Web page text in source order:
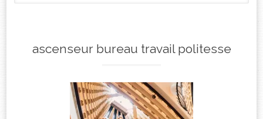
ascenseur bureau travail politesse